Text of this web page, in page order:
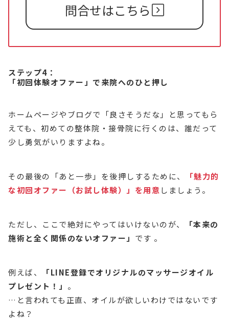
問合せはこちら
ステップ4：
「初回体験オファー」で来院へのひと押し
ホームページやブログで「良さそうだな」と思ってもら
えても、初めての整体院・接骨院に行くのは、誰だって
少し勇気がいりますよね。
その最後の「あと一歩」を後押しするために、
「魅力的
な初回オファー（お試し体験）」を用意しましょう。
ただし、ここで絶対にやってはいけないのが、
「本来の
施術と全く関係のないオファー」 です 。
例えば、
「LINE登録でオリジナルのマッサージオイル
プレゼント！」 。
…と言われても正直、オイルが欲しいわけではないです
よね？